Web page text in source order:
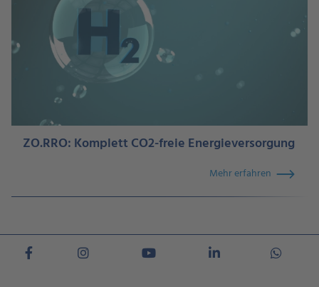
ZO.RRO: Komplett CO2-freie Energieversorgung
Mehr erfahren